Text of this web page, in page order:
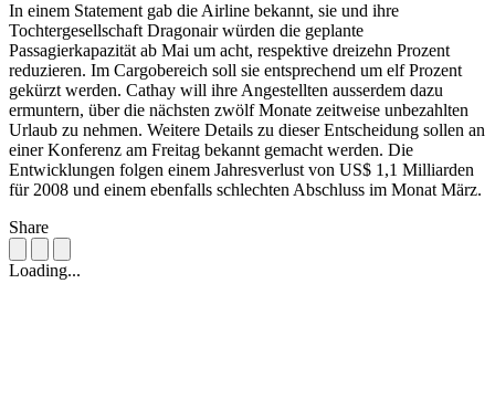
In einem Statement gab die Airline bekannt, sie und ihre
Tochtergesellschaft Dragonair würden die geplante
Passagierkapazität ab Mai um acht, respektive dreizehn Prozent
reduzieren. Im Cargobereich soll sie entsprechend um elf Prozent
gekürzt werden. Cathay will ihre Angestellten ausserdem dazu
ermuntern, über die nächsten zwölf Monate zeitweise unbezahlten
Urlaub zu nehmen. Weitere Details zu dieser Entscheidung sollen an
einer Konferenz am Freitag bekannt gemacht werden. Die
Entwicklungen folgen einem Jahresverlust von US$ 1,1 Milliarden
für 2008 und einem ebenfalls schlechten Abschluss im Monat März.
Share
Loading...